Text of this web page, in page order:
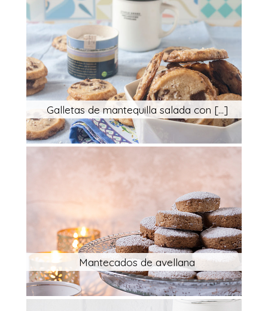
Galletas de mantequilla salada con [...]
Mantecados de avellana